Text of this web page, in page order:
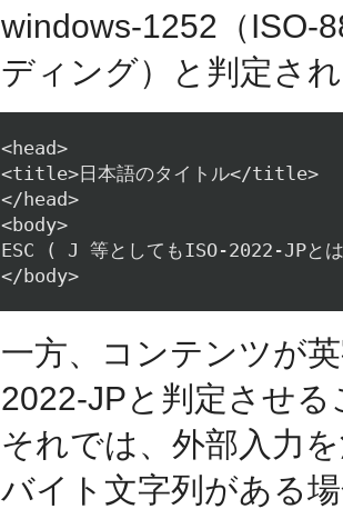
windows-1252（ISO-
ディング）と判定さ
<head>
<title>日本語のタイトル</title>
</head>
<body>
ESC ( J 等としてもISO-2022-JPとは
一方、コンテンツが
2022-JPと判定させ
それでは、外部入力
バイト文字列がある